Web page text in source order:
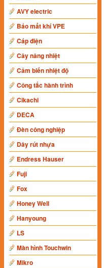
AVY electric
Báo mất khí VPE
Cáp điện
Cây nâng nhiệt
Cảm biến nhiệt độ
Công tắc hành trình
Cikachi
DECA
Đèn công nghiệp
Dây rút nhựa
Endress Hauser
Fuji
Fox
Honey Well
Hanyoung
LS
Màn hình Touchwin
Mikro